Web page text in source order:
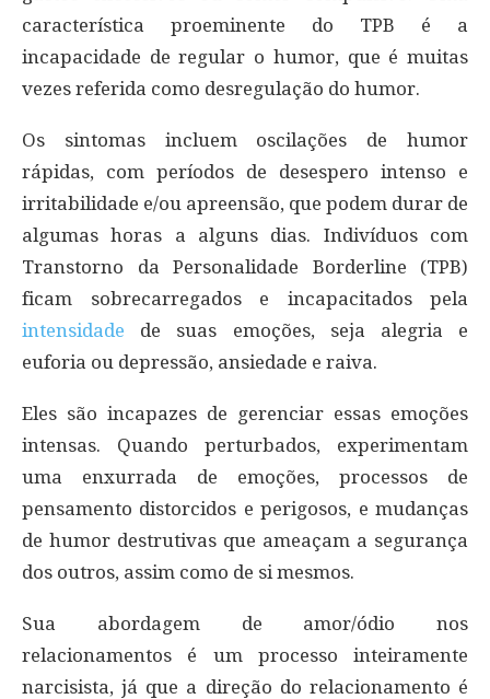
característica proeminente do TPB é a
incapacidade de regular o humor, que é muitas
vezes referida como desregulação do humor.
Os sintomas incluem oscilações de humor
rápidas, com períodos de desespero intenso e
irritabilidade e/ou apreensão, que podem durar de
algumas horas a alguns dias. Indivíduos com
Transtorno da Personalidade Borderline (TPB)
ficam sobrecarregados e incapacitados pela
intensidade de suas emoções, seja alegria e
euforia ou depressão, ansiedade e raiva.
Eles são incapazes de gerenciar essas emoções
intensas. Quando perturbados, experimentam
uma enxurrada de emoções, processos de
pensamento distorcidos e perigosos, e mudanças
de humor destrutivas que ameaçam a segurança
dos outros, assim como de si mesmos.
Sua abordagem de amor/ódio nos
relacionamentos é um processo inteiramente
narcisista, já que a direção do relacionamento é